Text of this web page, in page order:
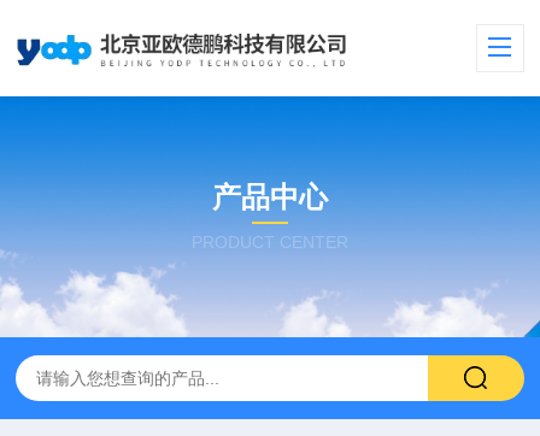
产品中心
PRODUCT CENTER